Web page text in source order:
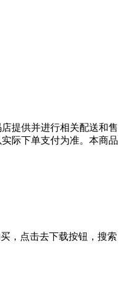
提供并进行相关配送和售
际下单支付为准。本商品
，点击去下载按钮，搜索